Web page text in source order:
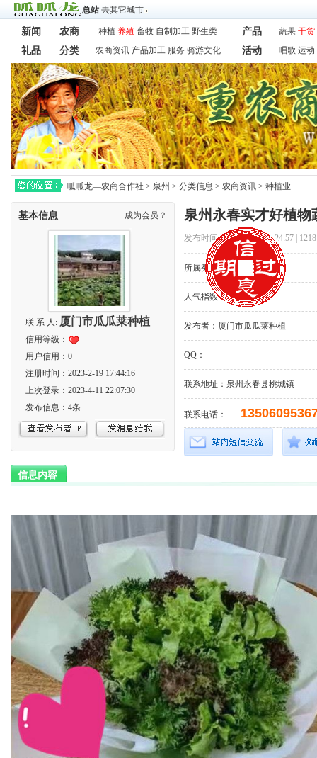
总站 去其它城市
新闻 农商 种植 养殖 畜牧 自制加工 野生类 产品 蔬果 干货
礼品 分类 农商资讯 产品加工 服务 骑游文化 活动 唱歌 运动
呱呱龙—农商合作社 > 泉州 > 分类信息 > 农商资讯 > 种植业
基本信息 成为会员？
联 系 人: 厦门市瓜瓜莱种植
信用等级：
用户信用：0
注册时间：2023-2-19 17:44:16
上次登录：2023-4-11 22:07:30
发布信息：4条
泉州永春实才好植物
发布时间：2023-5-12 22:24:57 |
所属类别：[种植业]
人气指数：0
发布者： 厦门市瓜瓜莱种植
QQ：
联系地址：泉州永春县桃城镇
联系电话：
信息内容